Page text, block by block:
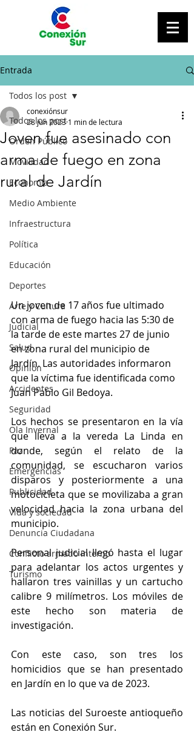
Entrada
Todos los post
Orden Público
Movilidad
Economía
Medio Ambiente
Infraestructura
Política
Educación
Deportes
Arte y Cultura
Judicial
Salud
Opinión
Accidentes
Seguridad
Ola Invernal
Paz
Emergencias
Publicidad
Vida y sociedad
Denuncia Ciudadana
Conflicto armado interno
Turismo
Todos los post
Joven fue asesinado con
arma de fuego en zona
rural de Jardín
conexiónsur
28 jun 2023 1 min de lectura
Un joven de 17 años fue ultimado
con arma de fuego hacia las 5:30 de
la tarde de este martes 27 de junio
en zona rural del municipio de
Jardín. Las autoridades informaron
que la víctima fue identificada como
Juan Pablo Gil Bedoya.
Los hechos se presentaron en la vía
que lleva a la vereda La Linda en
donde, según el relato de la
comunidad, se escucharon varios
disparos y posteriormente a una
motocicleta que se movilizaba a gran
velocidad hacia la zona urbana del
municipio.
Personal judicial llegó hasta el lugar
para adelantar los actos urgentes y
hallaron tres vainillas y un cartucho
calibre 9 milímetros. Los móviles de
este hecho son materia de
investigación.
Con este caso, son tres los
homicidios que se han presentado
en Jardín en lo que va de 2023.
Las noticias del Suroeste antioqueño
están en Conexión Sur.